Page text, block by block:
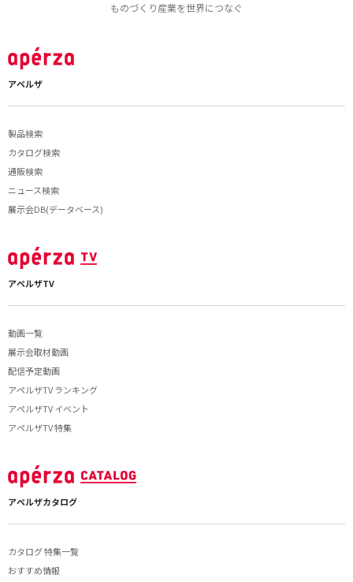
ものづくり産業を世界につなぐ
アペルザ
製品検索
カタログ検索
通販検索
ニュース検索
展示会DB(データベース)
アペルザTV
動画一覧
展示会取材動画
配信予定動画
アペルザTV ランキング
アペルザTV イベント
アペルザTV 特集
アペルザカタログ
カタログ 特集一覧
おすすめ情報